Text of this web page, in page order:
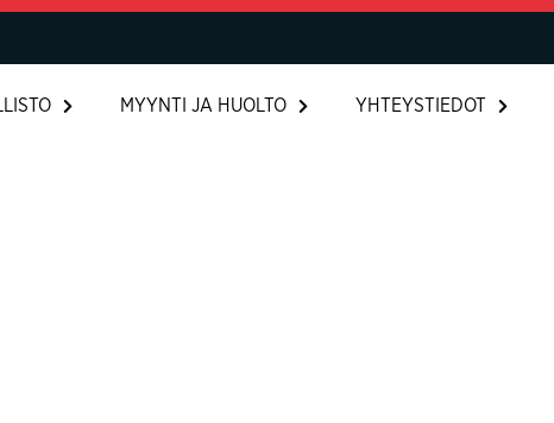
MYYNTI JA HUOLTO YHTEYSTIEDOT